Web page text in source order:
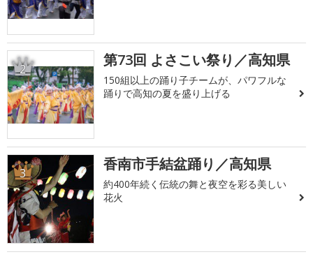
2 第73回 よさこい祭り／高知県
150組以上の踊り子チームが、パワフルな
踊りで高知の夏を盛り上げる
3 香南市手結盆踊り／高知県
約400年続く伝統の舞と夜空を彩る美しい
花火